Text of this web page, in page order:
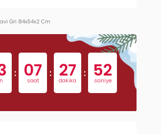
Gri 84x54x2 Cm
: 07
saat
: 27
dakika
: 51
saniye